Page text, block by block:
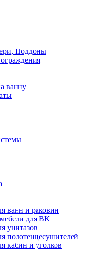
Поддоны
ванну
ванн и раковин
для ВК
унитазов
полотенцесушителей
кабин и уголков